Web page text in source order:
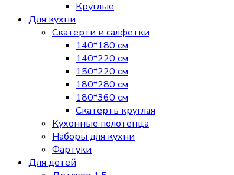
Круглые
Для кухни
Скатерти и салфетки
140*180 см
140*220 см
150*220 см
180*280 см
180*360 см
Скатерть круглая
Кухонные полотенца
Наборы для кухни
Фартуки
Для детей